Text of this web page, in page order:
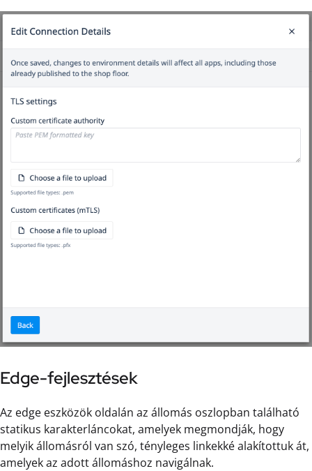
Edge-fejlesztések
Az edge eszközök oldalán az állomás oszlopban található
statikus karakterláncokat, amelyek megmondják, hogy
melyik állomásról van szó, tényleges linkekké alakítottuk át,
amelyek az adott állomáshoz navigálnak.